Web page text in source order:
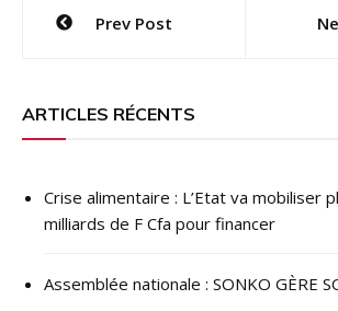
l’article
Prev Post
ARTICLES RÉCENTS
Crise alimentaire : L’Etat va mobiliser
milliards de F Cfa pour financer
Assemblée nationale : SONKO GÈRE